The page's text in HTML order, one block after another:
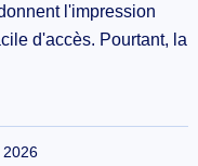
l'impression
d'accès. Pourtant, la
2026